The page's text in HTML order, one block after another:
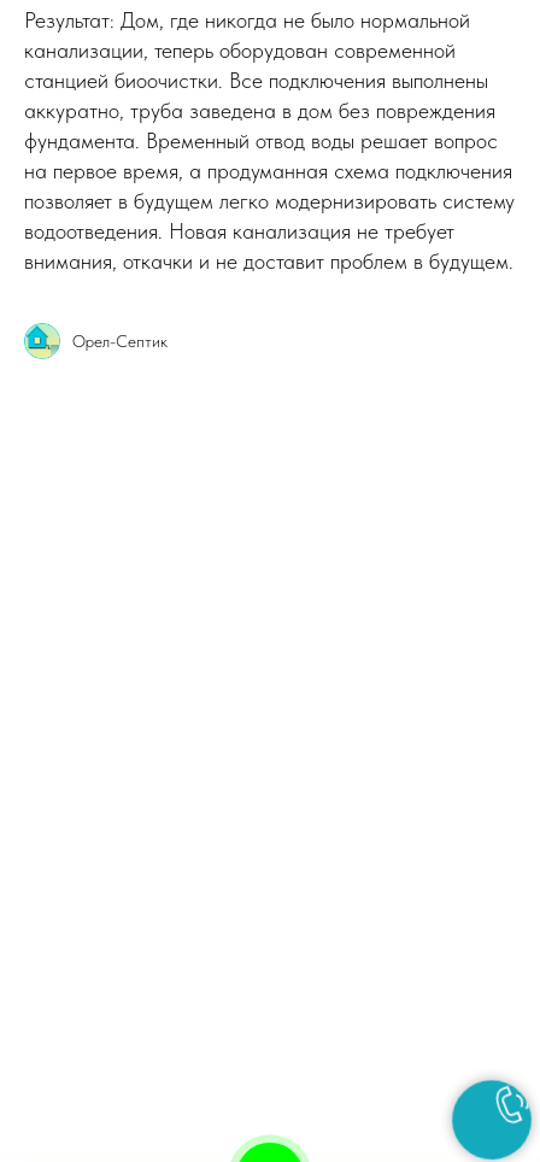
Результат: Дом, где никогда не было нормальной
канализации, теперь оборудован современной
станцией биоочистки. Все подключения выполнены
аккуратно, труба заведена в дом без повреждения
фундамента. Временный отвод воды решает вопрос
на первое время, а продуманная схема подключения
позволяет в будущем легко модернизировать систему
водоотведения. Новая канализация не требует
внимания, откачки и не доставит проблем в будущем.
Орел-Септик